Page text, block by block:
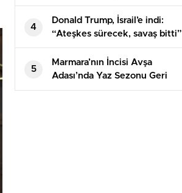
yerine getirdi
4
Donald Trump, İsrail’e indi:
“Ateşkes sürecek, savaş bitti”
5
Marmara’nın İncisi Avşa
Adası’nda Yaz Sezonu Geri
Sayımı Başladı